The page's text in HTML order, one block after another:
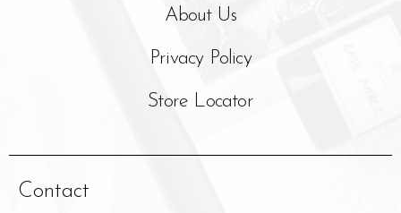
About Us
Privacy Policy
Store Locator
Contact